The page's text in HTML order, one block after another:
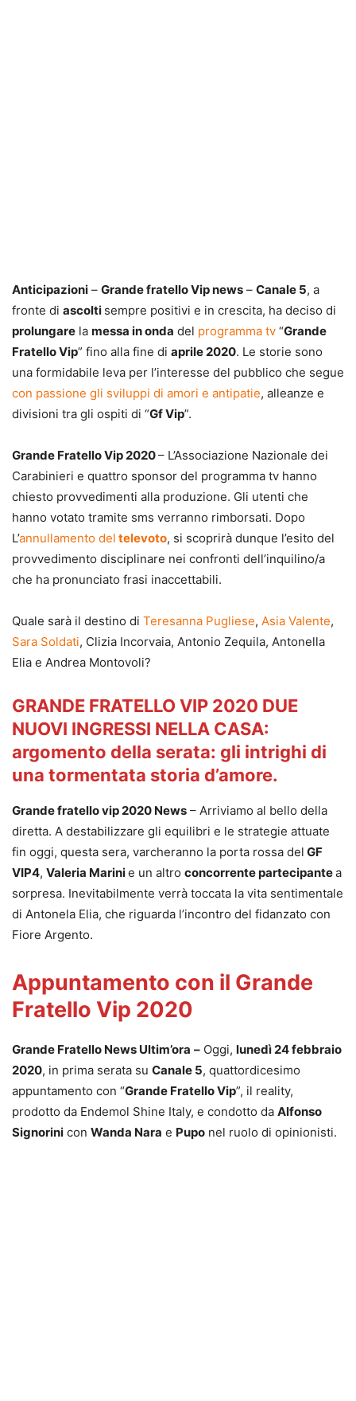
Anticipazioni – Grande fratello Vip news – Canale 5, a
fronte di ascolti sempre positivi e in crescita, ha deciso di
prolungare la messa in onda del programma tv “Grande
Fratello Vip” fino alla fine di aprile 2020. Le storie sono
una formidabile leva per l’interesse del pubblico che segue
con passione gli sviluppi di amori e antipatie, alleanze e
divisioni tra gli ospiti di “Gf Vip”.
Grande Fratello Vip 2020– L’Associazione Nazionale dei
Carabinieri e quattro sponsor del programma tv hanno
chiesto provvedimenti alla produzione. Gli utenti che
hanno votato tramite sms verranno rimborsati. Dopo
L’annullamento del televoto, si scoprirà dunque l’esito del
provvedimento disciplinare nei confronti dell’inquilino/a
che ha pronunciato frasi inaccettabili.
Quale sarà il destino di Teresanna Pugliese, Asia Valente,
Sara Soldati, Clizia Incorvaia, Antonio Zequila, Antonella
Elia e Andrea Montovoli?
GRANDE FRATELLO VIP 2020 DUE
NUOVI INGRESSI NELLA CASA:
argomento della serata: gli intrighi di
una tormentata storia d’amore.
Grande fratello vip 2020 News – Arriviamo al bello della
diretta. A destabilizzare gli equilibri e le strategie attuate
fin oggi, questa sera, varcheranno la porta rossa del GF
VIP4, Valeria Marinie un altro concorrente partecipantea
sorpresa. Inevitabilmente verrà toccata la vita sentimentale
di Antonela Elia, che riguarda l’incontro del fidanzato con
Fiore Argento.
Appuntamento con il Grande
Fratello Vip 2020
Grande Fratello News Ultim’ora – Oggi, lunedì 24 febbraio
2020, in prima serata su Canale 5, quattordicesimo
appuntamento con “Grande Fratello Vip”, il reality,
prodotto da Endemol Shine Italy, e condotto da Alfonso
Signorini con Wanda Nara e Pupo nel ruolo di opinionisti.